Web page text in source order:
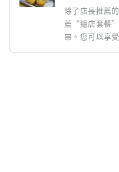
除了店長推薦
薦“總店套餐”
串。您可以享